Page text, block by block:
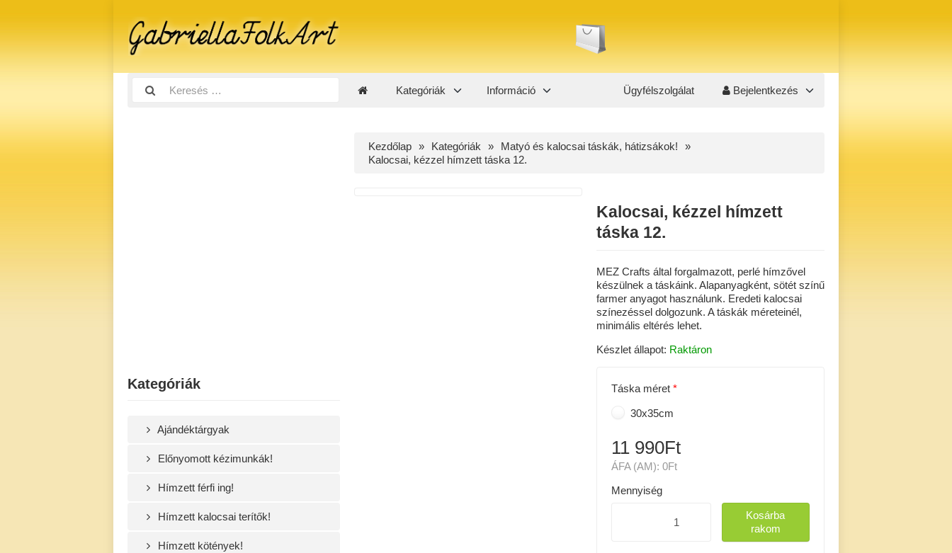
Kategóriák Információ Ügyfélszolgálat Bejelentkezés
Kategóriák
Ajándéktárgyak
Előnyomott kézimunkák!
Hímzett férfi ing!
Hímzett kalocsai terítők!
Hímzett kötények!
Kezdőlap Kategóriák
Matyó és kalocsai táskák, hátizsákok!
Kalocsai, kézzel hímzett táska 12.
Kalocsai, kézzel hímzett
táska 12.
MEZ Crafts által forgalmazott, perlé hímzővel
készülnek a táskáink. Alapanyagként, sötét színű
farmer anyagot használunk. Eredeti kalocsai
színezéssel dolgozunk. A táskák méreteinél,
minimális eltérés lehet.
Készlet állapot: Raktáron
Táska méret
30x35cm
11 990Ft
ÁFA (AM): 0Ft
Mennyiség
Kosárba
rakom